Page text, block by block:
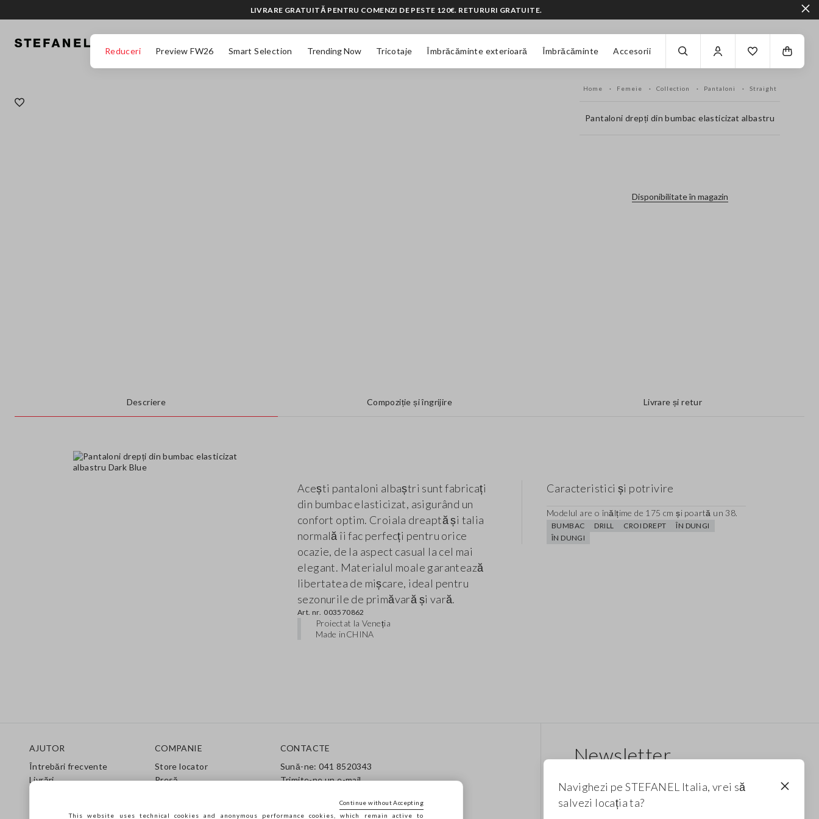
Reduceri Preview FW26 Smart Selection Trending Now Tricotaje Îmbrăcăminte exterioară Îmbrăcăminte Accesorii
LIVRARE GRATUITĂ PENTRU COMENZI DE PESTE 120€. RETURURI GRATUITE.
Home Femeie Collection Pantaloni Straight
Pantaloni drepți din bumbac elasticizat albastru
Disponibilitate în magazin
Descriere Compoziție și îngrijire Livrare și retur
Acești pantaloni albaștri sunt fabricați
din bumbac elasticizat, asigurând un
confort optim. Croiala dreaptă și talia
normală îi fac perfecți pentru orice
ocazie, de la aspect casual la cel mai
elegant. Materialul moale garantează
libertatea de mișcare, ideal pentru
sezonurile de primăvară și vară.
Art. nr. 003570862
Proiectat la Veneția
Made inCHINA
Caracteristici și potrivire
Modelul are o înălțime de 175 cm și poartă un 38.
BUMBAC DRILL CROI DREPT
ÎN DUNGI
ÎN DUNGI
AJUTOR
Întrebări frecvente
Livrări
COMPANIE
Store locator
Presă
CONTACTE
Sună-ne: 041 8520343
Trimite-ne un e-mail
Newsletter
și promoții. Pentru tine, reducere de 10%.
Navighezi pe STEFANEL Italia, vrei să
salvezi locația ta?
This website uses technical cookies and anonymous performance cookies, which remain active to
Continue without Accepting